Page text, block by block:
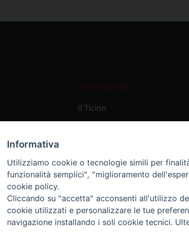
Il settimanale
Il Ticino
Abbonamenti
Informativa
Utilizziamo cookie o tecnologie simili per
funzionalità semplici", "miglioramento
cookie policy.
Cliccando su "accetta" acconsenti all'utilizzo
cookie utilizzati e personalizzare le tue
navigazione installando i soli cookie tecnici.